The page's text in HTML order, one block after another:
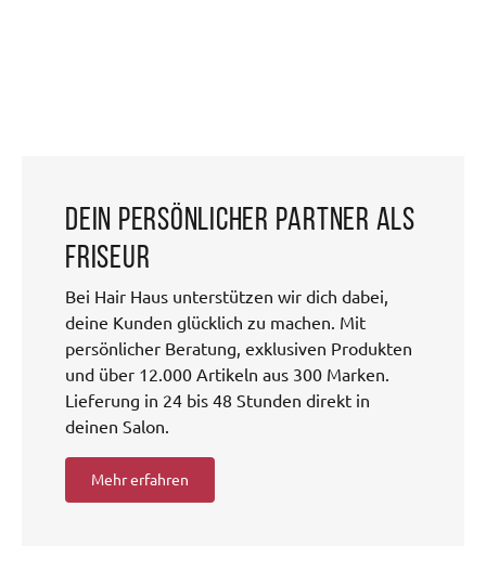
Dein persönlicher Partner als
Friseur
Bei Hair Haus unterstützen wir dich dabei,
deine Kunden glücklich zu machen. Mit
persönlicher Beratung, exklusiven Produkten
und über 12.000 Artikeln aus 300 Marken.
Lieferung in 24 bis 48 Stunden direkt in
deinen Salon.
Mehr erfahren